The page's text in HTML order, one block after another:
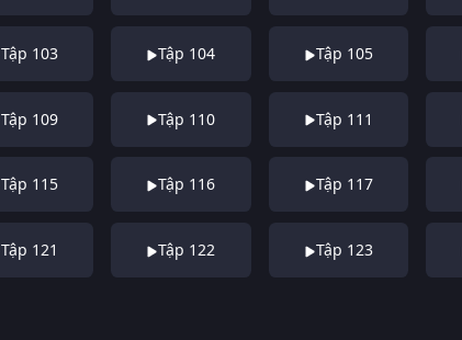
Tập 103 Tập 104 Tập 105
Tập 109 Tập 110 Tập 111
Tập 115 Tập 116 Tập 117
Tập 121 Tập 122 Tập 123